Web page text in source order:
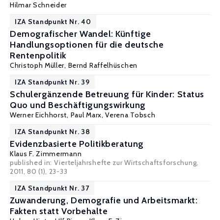
Hilmar Schneider
IZA Standpunkt Nr. 40
Demografischer Wandel: Künftige
Handlungsoptionen für die deutsche
Rentenpolitik
Christoph Müller, Bernd Raffelhüschen
IZA Standpunkt Nr. 39
Schulergänzende Betreuung für Kinder: Status
Quo und Beschäftigungswirkung
Werner Eichhorst, Paul Marx,Verena Tobsch
IZA Standpunkt Nr. 38
Evidenzbasierte Politikberatung
Klaus F. Zimmermann
published in: Vierteljahrshefte zur Wirtschaftsforschung,
2011, 80 (1), 23-33
IZA Standpunkt Nr. 37
Zuwanderung, Demografie und Arbeitsmarkt:
Fakten statt Vorbehalte